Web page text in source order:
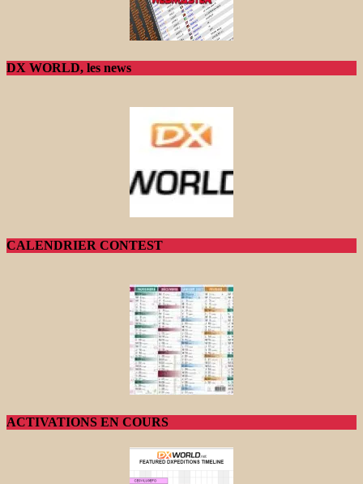
DX WORLD, les news
CALENDRIER CONTEST
ACTIVATIONS EN COURS